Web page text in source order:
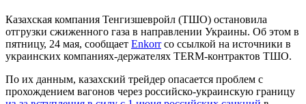
Казахская компания Тенгизшевройл (ТШО) остановила
отгрузки сжиженного газа в направлении Украины. Об этом в
пятницу, 24 мая, сообщает Еnkorrсо ссылкой на источники в
украинских компаниях-держателях TERM-контрактов ТШО.
По их данным, казахский трейдер опасается проблем с
прохождением вагонов через российско-украинскую границу